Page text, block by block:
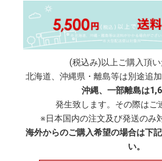
(税込み)以上ご購入頂
北海道、沖縄県・離島等は別途追
沖縄、一部離島は
発生致します。その際はご
※日本国内の注文及び発送のみ
海外からのご購入希望の場合は下
い。